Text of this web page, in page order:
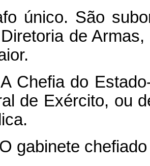
único. São
de
Chefia do
de Exército, ou
gabinete